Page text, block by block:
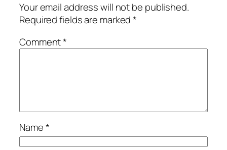
Your email address will not be published.
Required fields are marked*
Comment*
Name*